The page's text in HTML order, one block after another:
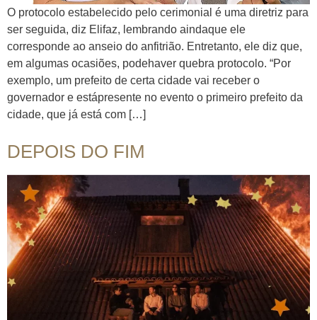
O protocolo estabelecido pelo cerimonial é uma diretriz para
ser seguida, diz Elifaz, lembrando aindaque ele
corresponde ao anseio do anfitrião. Entretanto, ele diz que,
em algumas ocasiões, podehaver quebra protocolo. “Por
exemplo, um prefeito de certa cidade vai receber o
governador e estápresente no evento o primeiro prefeito da
cidade, que já está com […]
DEPOIS DO FIM